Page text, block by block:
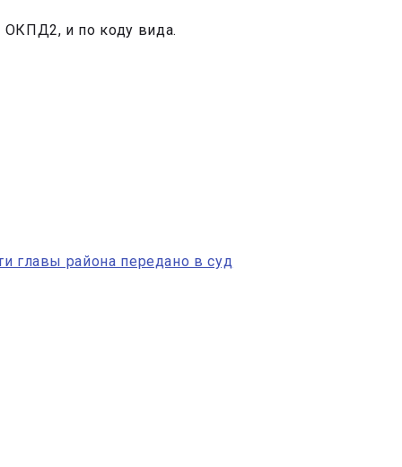
ОКПД2, и по коду вида.
главы района передано в суд